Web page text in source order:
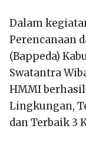
Dalam
Perencanaan
(Bappeda)
Swatantra
HMMI
Lingkungan,
dan Terbaik 3